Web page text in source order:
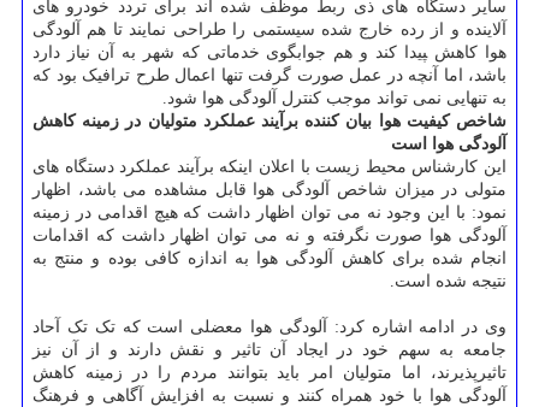
سایر دستگاه های ذی ربط موظف شده اند برای تردد خودرو های
آلاینده و از رده خارج شده سیستمی را طراحی نمایند تا هم آلودگی
هوا کاهش ‍‍پیدا کند و هم جوابگوی خدماتی که شهر به آن نیاز دارد
باشد، اما آنچه در عمل صورت گرفت تنها اعمال طرح ترافیک بود که
به تنهایی نمی تواند موجب کنترل آلودگی هوا شود.
شاخص کیفیت هوا بیان کننده برآیند عملکرد متولیان در زمینه کاهش
آلودگی هوا است
این کارشناس محیط زیست با اعلان اینکه برآیند عملکرد دستگاه های
متولی در میزان شاخص آلودگی هوا قابل مشاهده می باشد، اظهار
نمود: با این وجود نه می توان اظهار داشت که هیچ اقدامی در زمینه
آلودگی هوا صورت نگرفته و نه می توان اظهار داشت که اقدامات
انجام شده برای کاهش آلودگی هوا به اندازه کافی بوده و منتج به
نتیجه شده است.
وی در ادامه اشاره کرد: آلودگی هوا معضلی است که تک تک آحاد
جامعه به سهم خود در ایجاد آن تاثیر و نقش دارند و از آن نیز
تاثیرپذیرند، اما متولیان امر باید بتوانند مردم را در زمینه کاهش
آلودگی هوا با خود همراه کنند و نسبت به افزایش آگاهی و فرهنگ